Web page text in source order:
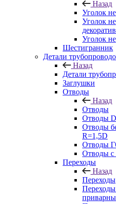
Назад
Уголок
Уголок
Уголок
Шестигранник
Детали
Назад
Детали
Заглушки
Отводы
Назад
Отводы
Отводы
Отводы
R=1,5D
Отводы
Отводы с
Переходы
Назад
Переходы